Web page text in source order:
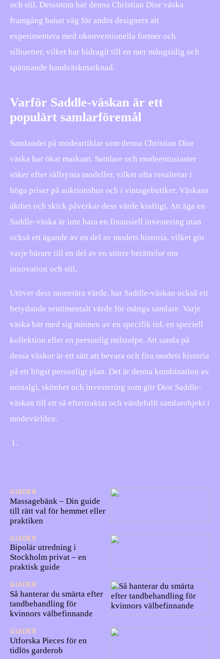
och stil. Dessutom har denna Christian Dior väska
framgång banat väg för andra designers att
experimentera med okonventionella former och
silhuetter, vilket har bidragit till en mer mångsidig och
spännande handväskmarknad.
Varför Saddle-väskan är ett
populärt samlarföremål
Samlandet på modeartiklar som denna Christian Dior
väska har ökat markant. Samlare och modeentusiaster
söker efter sällsynta modeller, vilket ofta resulterar i
höga priser på auktionshus och i vintagebutiker. Väskans
äkthet och skick påverkar dess värde kraftigt. Att äga en
Saddle-väska är inte bara en finansiell investering utan
också ett ägande av en del av modets historia, vilket gör
varje bärare till en del av en större berättelse om
innovation och stil.
Utöver dess monetära värde, har Saddle-väskan också ett
betydande sentimentalt värde för många samlare. Varje
väska bär med sig minnen av en specifik tid, en speciell
kollektion eller en personlig milstolpe. Att samla på
dessa väskor är ett sätt att bevara och fira modets historia
på ett högst personligt plan. Det är denna kombination av
nostalgi, skönhet och investering som gör Dior Saddle-
väskan till ett så eftertraktat och värdefullt samlarobjekt i
modevärlden.
GUIDER
Massagebänk – Din guide
till rätt val för hemmet eller
praktiken
GUIDER
Bipolär utredning i
Stockholm privat – en
praktisk guide
GUIDER
Så hanterar du smärta efter
tandbehandling för
kvinnors välbefinnande
GUIDER
Utforska Pieces för en
tidlös garderob